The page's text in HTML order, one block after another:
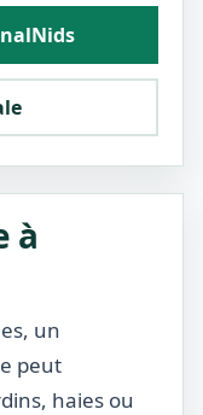
à
un
peut
haies ou